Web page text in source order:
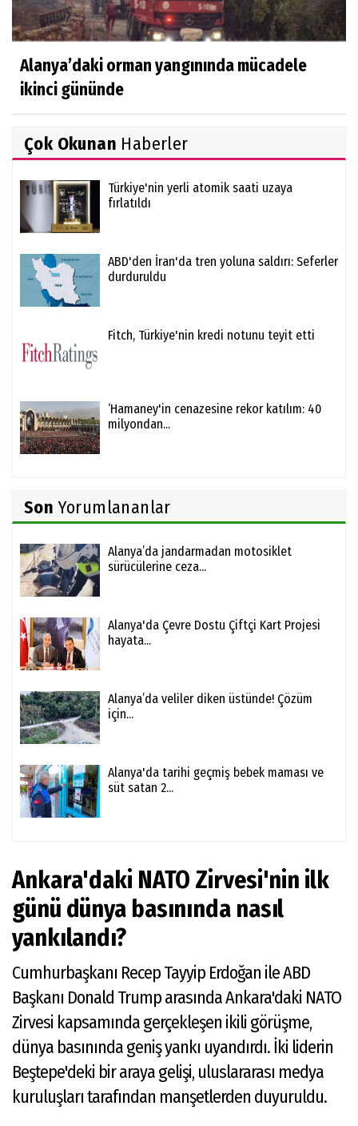
Alanya’daki orman yangınında mücadele
ikinci gününde
Çok Okunan Haberler
Türkiye'nin yerli atomik saati uzaya
fırlatıldı
ABD'den İran'da tren yoluna saldırı: Seferler
durduruldu
Fitch, Türkiye'nin kredi notunu teyit etti
‘Hamaney'in cenazesine rekor katılım: 40
milyondan...
Son Yorumlananlar
Alanya’da jandarmadan motosiklet
sürücülerine ceza...
Alanya'da Çevre Dostu Çiftçi Kart Projesi
hayata...
Alanya’da veliler diken üstünde! Çözüm
için...
Alanya'da tarihi geçmiş bebek maması ve
süt satan 2...
Ankara'daki NATO Zirvesi'nin ilk
günü dünya basınında nasıl
yankılandı?
Cumhurbaşkanı Recep Tayyip Erdoğan ile ABD
Başkanı Donald Trump arasında Ankara'daki NATO
Zirvesi kapsamında gerçekleşen ikili görüşme,
dünya basınında geniş yankı uyandırdı. İki liderin
Beştepe'deki bir araya gelişi, uluslararası medya
kuruluşları tarafından manşetlerden duyuruldu.